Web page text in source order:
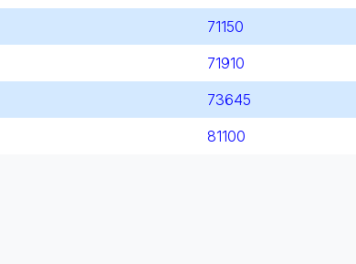
71150
71910
73645
81100